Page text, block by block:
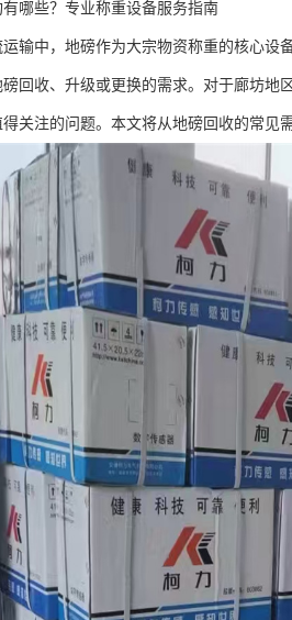
哪些？专业称重设备服务指南
输中，地磅作为大宗物资称重的核心设
回收、升级或更换的需求。对于廊坊
关注的问题。本文将从地磅回收的常见